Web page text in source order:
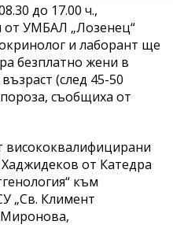
до 17.00 ч.,
от УМБАЛ „Лозенец“
и лаборант ще
безплатно жени в
(след 45-50
съобщиха от
от Катедра
към
„Св. Климент